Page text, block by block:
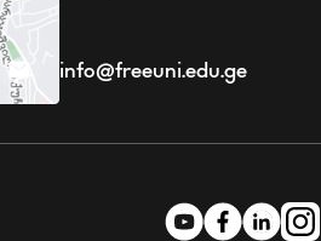
info@freeuni.edu.ge